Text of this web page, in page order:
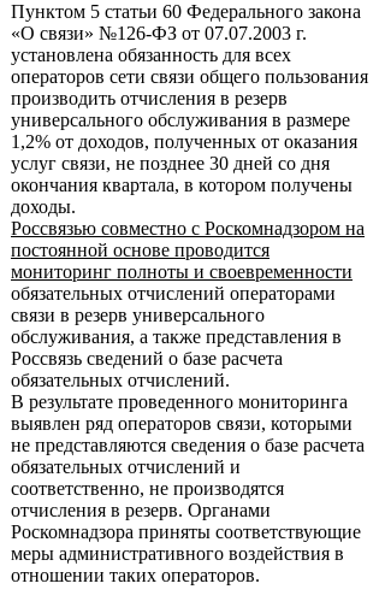
Пунктом 5 статьи 60 Федерального закона
«О связи» №126-ФЗ от 07.07.2003 г.
установлена обязанность для всех
операторов сети связи общего пользования
производить отчисления в резерв
универсального обслуживания в размере
1,2% от доходов, полученных от оказания
услуг связи, не позднее 30 дней со дня
окончания квартала, в котором получены
доходы.
Россвязью совместно с Роскомнадзором на
постоянной основе проводится
мониторинг полноты и своевременности
обязательных отчислений операторами
связи в резерв универсального
обслуживания, а также представления в
Россвязь сведений о базе расчета
обязательных отчислений.
В результате проведенного мониторинга
выявлен ряд операторов связи, которыми
не представляются сведения о базе расчета
обязательных отчислений и
соответственно, не производятся
отчисления в резерв. Органами
Роскомнадзора приняты соответствующие
меры административного воздействия в
отношении таких операторов.